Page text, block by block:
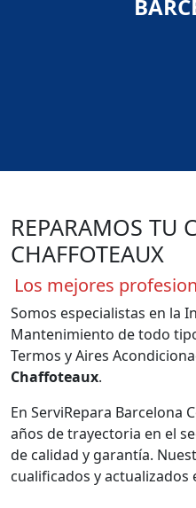
REPARAMOS TU
CHAFFOTEAUX
Los mejores
Somos especialistas en la
Mantenimiento de todo
Termos y Aires
Chaffoteaux.
En ServiRepara Barcelona
años de trayectoria en el
de calidad y garantía.
cualificados y actualizados